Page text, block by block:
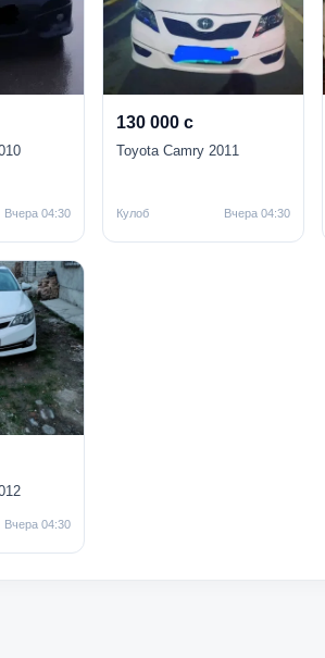
Вчера 04:30
130 000 с
Toyota Camry 2011
Кулоб Вчера 04:30
Вчера 04:30